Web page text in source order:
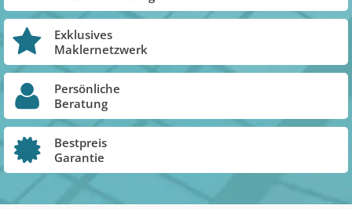
Exklusives
Maklernetzwerk
Persönliche
Beratung
Bestpreis
Garantie